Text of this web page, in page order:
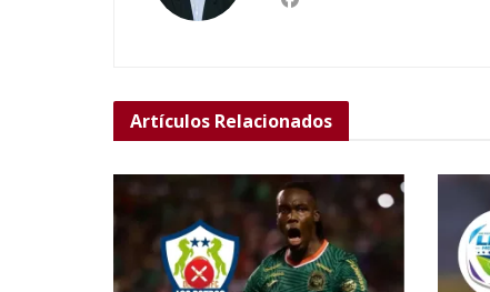
Artículos Relacionados